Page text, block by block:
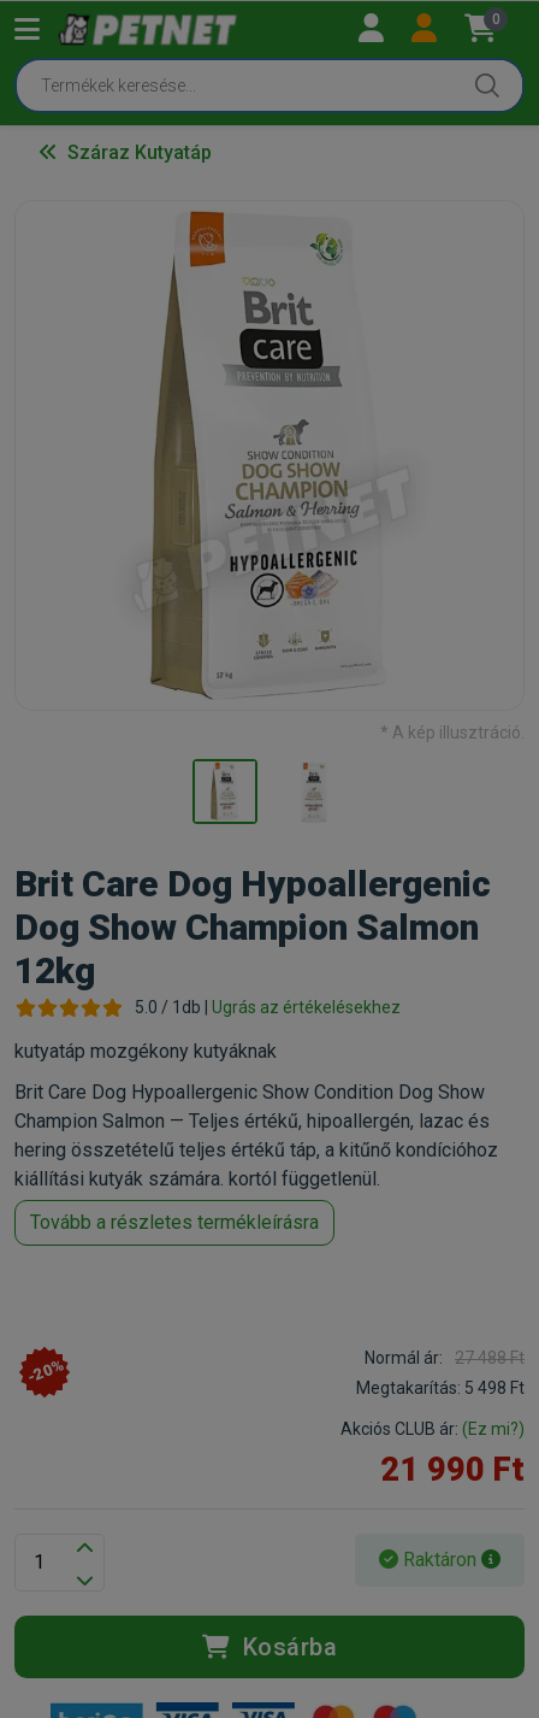
0
Száraz Kutyatáp
* A kép illusztráció.
Brit Care Dog Hypoallergenic
Dog Show Champion Salmon
12kg
5.0 / 1db | Ugrás az értékelésekhez
kutyatáp mozgékony kutyáknak
Brit Care Dog Hypoallergenic Show Condition Dog Show
Champion Salmon — Teljes értékű, hipoallergén, lazac és
hering összetételű teljes értékű táp, a kitűnő kondícióhoz
kiállítási kutyák számára. kortól függetlenül.
Tovább a részletes termékleírásra
-20% Normál ár:
27 488 Ft
Megtakarítás: 5 498 Ft
Akciós CLUB ár: (Ez mi?)
21 990 Ft
Raktáron
Kosárba